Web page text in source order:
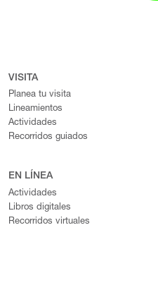
VISITA
Planea tu visita
Lineamientos
Actividades
Recorridos guiados
EN LÍNEA
Actividades
Libros digitales
Recorridos virtuales